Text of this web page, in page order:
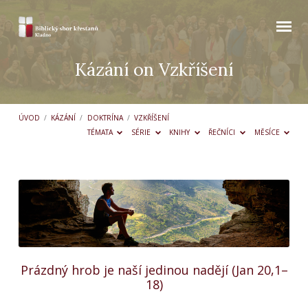
Kázání on Vzkříšení
ÚVOD / KÁZÁNÍ / DOKTRÍNA / VZKŘÍŠENÍ
TÉMATA
SÉRIE KNIHY ŘEČNÍCI MĚSÍCE
Kázání
on
Vzkříšení
Prázdný hrob je naší jedinou nadějí (Jan 20,1–
18)